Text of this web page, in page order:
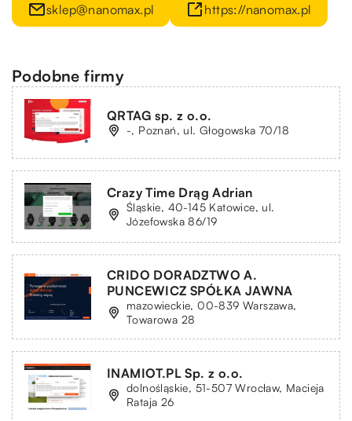
sklep@nanomax.pl https://nanomax.pl
Podobne firmy
QRTAG sp. z o.o.
-, Poznań, ul. Głogowska 70/18
Crazy Time Drąg Adrian
Śląskie, 40-145 Katowice, ul.
Józefowska 86/19
CRIDO DORADZTWO A.
PUNCEWICZ SPÓŁKA JAWNA
mazowieckie, 00-839 Warszawa,
Towarowa 28
INAMIOT.PL Sp. z o.o.
dolnośląskie, 51-507 Wrocław, Macieja
Rataja 26